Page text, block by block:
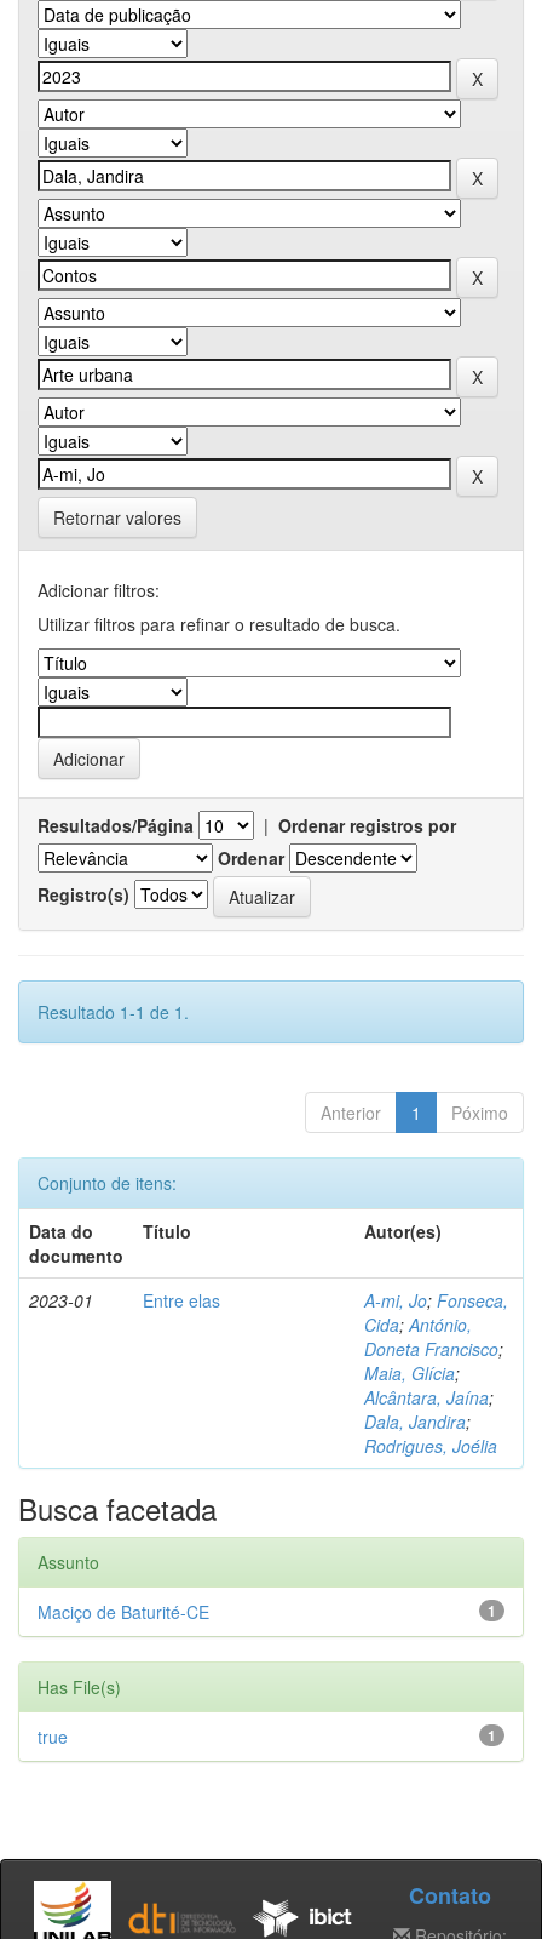
Retornar valores
Adicionar filtros:
Utilizar filtros para refinar o resultado de busca.
Resultados/Página | Ordenar registros por
Ordenar
Registro(s)
Resultado 1-1 de 1.
Anterior 1 Póximo
Conjunto de itens:
Data do
documento
Título Autor(es)
2023-01 Entre elas A-mi, Jo; Fonseca,
Cida;António,
Doneta Francisco;
Maia, Glícia;
Alcântara, Jaína;
Dala, Jandira;
Rodrigues, Joélia
Busca facetada
Assunto
1
Maciço de Baturité-CE
Has File(s)
1
true
Contato